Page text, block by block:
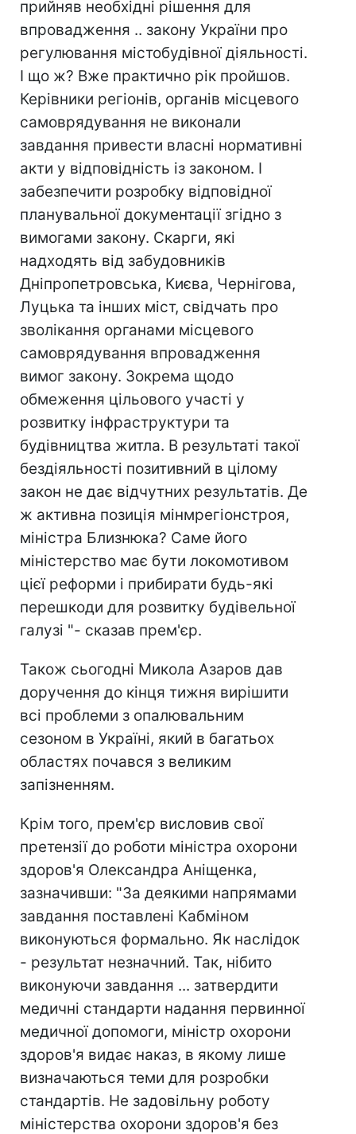
прийняв необхідні рішення для
впровадження .. закону України про
регулювання містобудівної діяльності.
І що ж? Вже практично рік пройшов.
Керівники регіонів, органів місцевого
самоврядування не виконали
завдання привести власні нормативні
акти у відповідність із законом. І
забезпечити розробку відповідної
планувальної документації згідно з
вимогами закону. Скарги, які
надходять від забудовників
Дніпропетровська, Києва, Чернігова,
Луцька та інших міст, свідчать про
зволікання органами місцевого
самоврядування впровадження
вимог закону. Зокрема щодо
обмеження цільового участі у
розвитку інфраструктури та
будівництва житла. В результаті такої
бездіяльності позитивний в цілому
закон не дає відчутних результатів. Де
ж активна позиція мінмрегіонстроя,
міністра Близнюка? Саме його
міністерство має бути локомотивом
цієї реформи і прибирати будь-які
перешкоди для розвитку будівельної
галузі "- сказав прем'єр.
Також сьогодні Микола Азаров дав
доручення до кінця тижня вирішити
всі проблеми з опалювальним
сезоном в Україні, який в багатьох
областях почався з великим
запізненням.
Крім того, прем'єр висловив свої
претензії до роботи міністра охорони
здоров'я Олександра Аніщенка,
зазначивши: "За деякими напрямами
завдання поставлені Кабміном
виконуються формально. Як наслідок
- результат незначний. Так, нібито
виконуючи завдання ... затвердити
медичні стандарти надання первинної
медичної допомоги, міністр охорони
здоров'я видає наказ, в якому лише
визначаються теми для розробки
стандартів. Не задовільну роботу
міністерства охорони здоров'я без